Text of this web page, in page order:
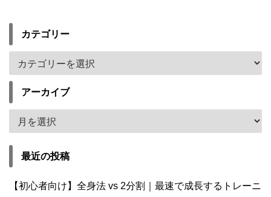
カテゴリー
アーカイブ
最近の投稿
【初心者向け】全身法 vs 2分割｜最速で成長するトレーニ